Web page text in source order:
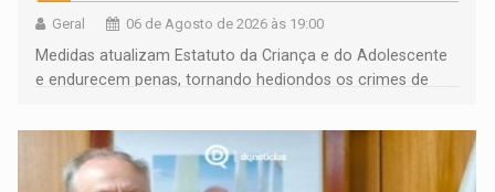
Geral 06 de Agosto de 2026 às 19:00
Medidas atualizam Estatuto da Criança e do Adolescente
e endurecem penas, tornando hediondos os crimes de